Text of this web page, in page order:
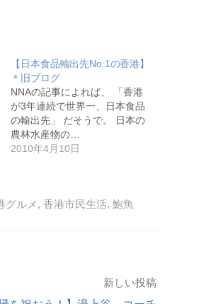
【日本食品輸出先No.1の香港】
＊旧ブログ
NNAの記事によれば、 「香港
が3年連続で世界一、日本食品
の輸出先」 だそうで。 日本の
農林水産物の…
2010年4月10日
グルメ , 香港市民生活, 鮑魚
新しい投稿